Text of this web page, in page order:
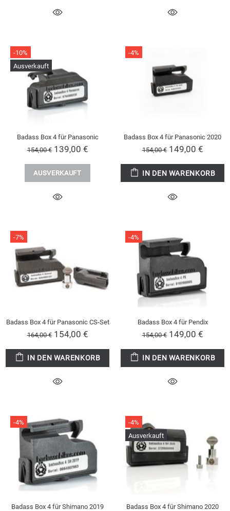
-10%
Ausverkauft
Badass Box 4 für Panasonic
154,00 € 139,00 €
AUSVERKAUFT
-4%
Badass Box 4 für Panasonic 2020
154,00 € 149,00 €
IN DEN WARENKORB
-7%
Badass Box 4 für Panasonic CS-Set
164,00 € 154,00 €
IN DEN WARENKORB
-4%
Badass Box 4 für Pendix
154,00 € 149,00 €
IN DEN WARENKORB
-4%
Badass Box 4 für Shimano 2019
-4%
Ausverkauft
Badass Box 4 für Shimano 2020